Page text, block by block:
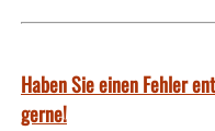
Haben Sie einen Fehler
gerne!